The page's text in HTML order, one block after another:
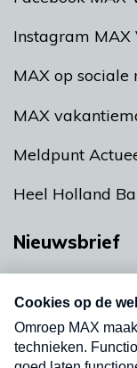
Instagram MAX
MAX op sociale
MAX
Meldpunt
Heel Holland
Nieuwsbrief
nieuwsbrief.
uw mailbox.